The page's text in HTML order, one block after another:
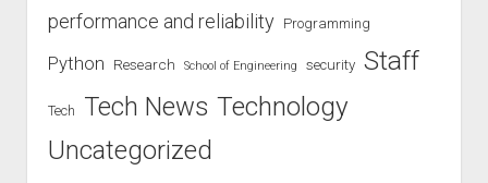
performance and reliability Programming
Python Research School of Engineering security Staff
Tech Tech News Technology
Uncategorized